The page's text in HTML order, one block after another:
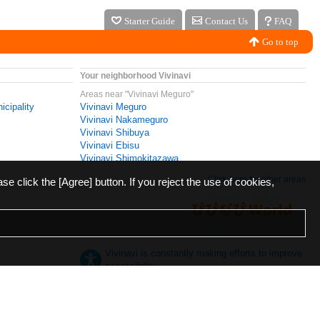
Starter Guide Contact Us
FAQ
Go to top
Your neighborhood Vivinavi
Areas near "Vivinavi Meguro"
Vivinavi Meguro
Vivinavi Nakameguro
Vivinavi Shibuya
Vivinavi Ebisu
Vivinavi Shimokitazawa
Click here for other areas
Vivinavi is constantly making efforts to improve
accessibility.
click the [Agree] button. If you reject the use of cookies,